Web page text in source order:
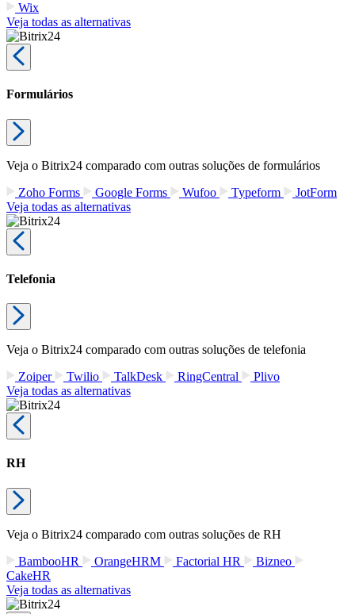
Wix
Veja todas as alternativas
Formulários
Veja o Bitrix24 comparado com outras soluções de formulários
Zoho Forms
Google Forms Wufoo Typeform
JotForm
Veja todas as alternativas
Telefonia
Veja o Bitrix24 comparado com outras soluções de telefonia
Zoiper
Twilio TalkDesk RingCentral
Plivo
Veja todas as alternativas
RH
Veja o Bitrix24 comparado com outras soluções de RH
BambooHR
OrangeHRM Factorial HR
Bizneo
CakeHR
Veja todas as alternativas